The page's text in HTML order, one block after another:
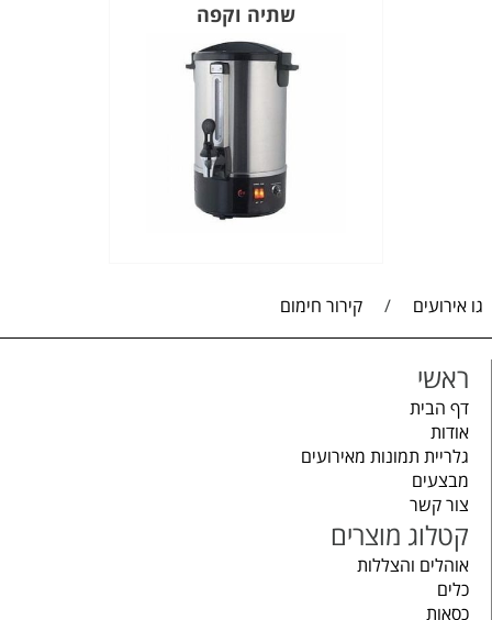
שתיה וקפה
גו אירועים / קירור חימום
ראשי
דף הבית
אודות
גלריית תמונות מאירועים
מבצעים
צור קשר
קטלוג מוצרים
אוהלים והצללות
כלים
כסאות